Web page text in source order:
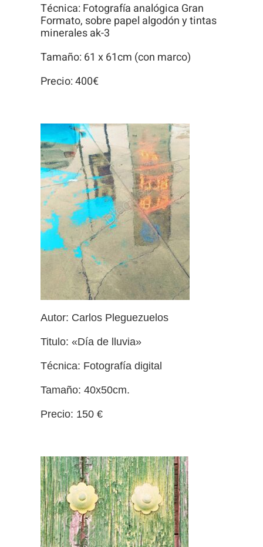
Técnica: Fotografía analógica Gran
Formato, sobre papel algodón y tintas
minerales ak-3
Tamaño: 61 x 61cm (con marco)
Precio: 400€
Autor: Carlos Pleguezuelos
Titulo: «Día de lluvia»
Técnica: Fotografía digital
Tamaño: 40x50cm.
Precio: 150 €